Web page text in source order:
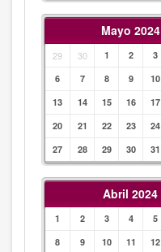
Mayo 2024
29 30 1 2 3
6
7 8 9 10
13
14 15 16 17
20
21 22 23 24
27
28 29 30 31
Abril 2024
1 2 3 4 5
8
9 10 11 12